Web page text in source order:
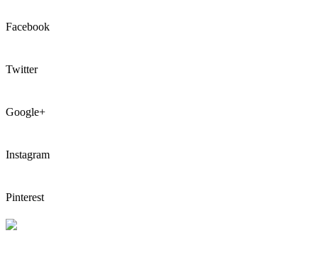
Facebook
Twitter
Google+
Instagram
Pinterest